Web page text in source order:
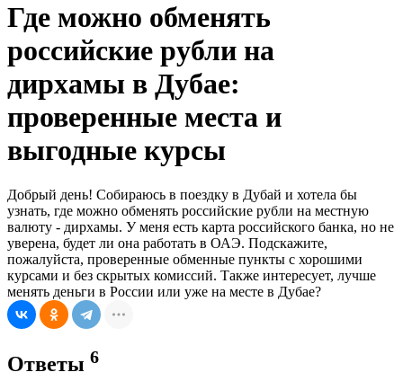
Где можно обменять
российские рубли на
дирхамы в Дубае:
проверенные места и
выгодные курсы
Добрый день! Собираюсь в поездку в Дубай и хотела бы
узнать, где можно обменять российские рубли на местную
валюту - дирхамы. У меня есть карта российского банка, но не
уверена, будет ли она работать в ОАЭ. Подскажите,
пожалуйста, проверенные обменные пункты с хорошими
курсами и без скрытых комиссий. Также интересует, лучше
менять деньги в России или уже на месте в Дубае?
Ответы 6